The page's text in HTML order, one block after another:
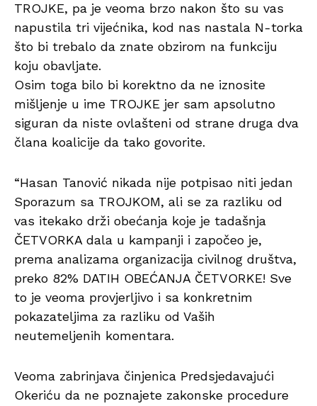
TROJKE, pa je veoma brzo nakon što su vas
napustila tri vijećnika, kod nas nastala N-torka
što bi trebalo da znate obzirom na funkciju
koju obavljate.
Osim toga bilo bi korektno da ne iznosite
mišljenje u ime TROJKE jer sam apsolutno
siguran da niste ovlašteni od strane druga dva
člana koalicije da tako govorite.
“Hasan Tanović nikada nije potpisao niti jedan
Sporazum sa TROJKOM, ali se za razliku od
vas itekako drži obećanja koje je tadašnja
ČETVORKA dala u kampanji i započeo je,
prema analizama organizacija civilnog društva,
preko 82% DATIH OBEĆANJA ČETVORKE! Sve
to je veoma provjerljivo i sa konkretnim
pokazateljima za razliku od Vaših
neutemeljenih komentara.
Veoma zabrinjava činjenica Predsjedavajući
Okeriću da ne poznajete zakonske procedure